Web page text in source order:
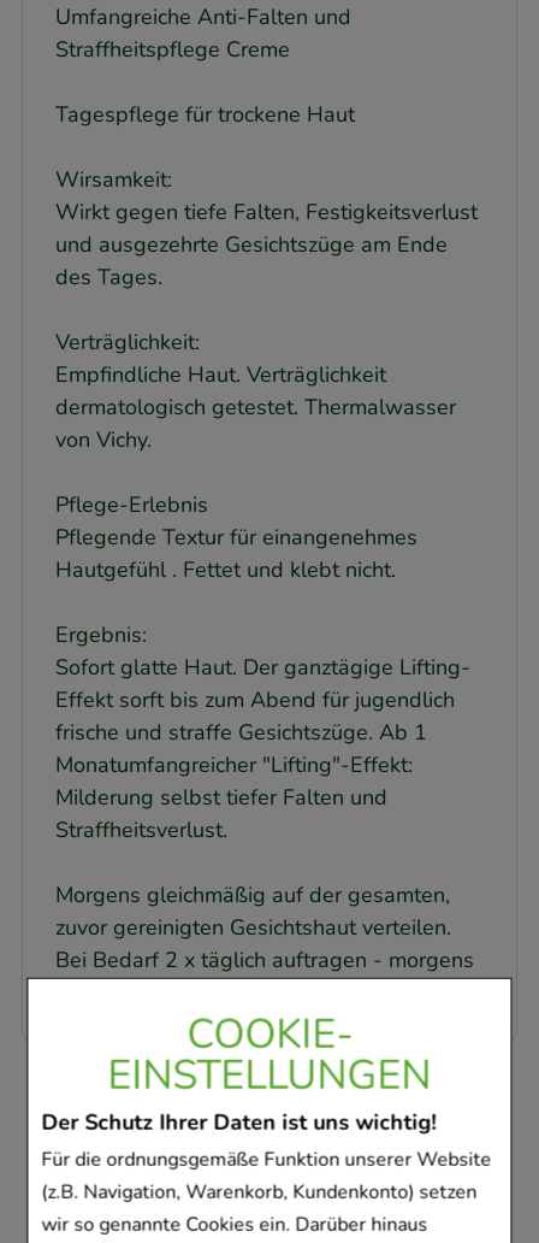
COOKIE-
EINSTELLUNGEN
Der Schutz Ihrer Daten ist uns wichtig!
Für die ordnungsgemäße Funktion unserer Website
(z.B. Navigation, Warenkorb, Kundenkonto) setzen
wir so genannte Cookies ein. Darüber hinaus
Umfangreiche Anti-Falten und
Straffheitspflege Creme
Tagespflege für trockene Haut
Wirsamkeit:
Wirkt gegen tiefe Falten, Festigkeitsverlust
und ausgezehrte Gesichtszüge am Ende
des Tages.
Verträglichkeit:
Empfindliche Haut. Verträglichkeit
dermatologisch getestet. Thermalwasser
von Vichy.
Pflege-Erlebnis
Pflegende Textur für einangenehmes
Hautgefühl . Fettet und klebt nicht.
Ergebnis:
Sofort glatte Haut. Der ganztägige Lifting-
Effekt sorft bis zum Abend für jugendlich
frische und straffe Gesichtszüge. Ab 1
Monatumfangreicher "Lifting"-Effekt:
Milderung selbst tiefer Falten und
Straffheitsverlust.
Morgens gleichmäßig auf der gesamten,
zuvor gereinigten Gesichtshaut verteilen.
Bei Bedarf 2 x täglich auftragen - morgens
Kunden, die dieses
Produkt gekauft
haben, haben sich